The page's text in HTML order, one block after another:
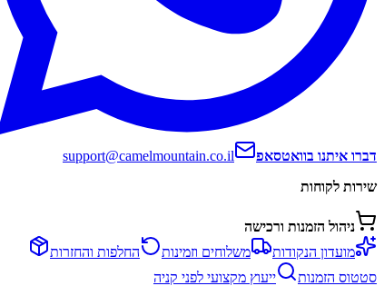
דברו איתנו בוואטסאפ
support@camelmountain.co.il
שירות לקוחות
ניהול הזמנות ורכישה
מועדון הנקודות
משלוחים וזמינות
החלפות והחזרות
סטטוס הזמנות
ייעוץ מקצועי לפני קניה